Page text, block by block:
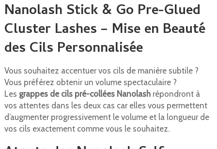
Nanolash Stick & Go Pre-Glued
Cluster Lashes – Mise en Beauté
des Cils Personnalisée
Vous souhaitez accentuer vos cils de manière subtile ?
Vous préférez obtenir un volume spectaculaire ?
Les grappes de cils pré-collées Nanolash répondront à
vos attentes dans les deux cas car elles vous permettent
d’augmenter progressivement le volume et la longueur de
vos cils exactement comme vous le souhaitez.